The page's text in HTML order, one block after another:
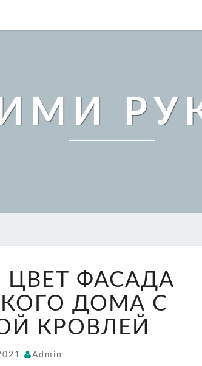
ЦВЕТ
ФАСАДА
ДЕРЕВЕНСКОГО
ДОМА
БОРДОВОЙ
ЦВЕТ ФАСАДА
ДОМА С
КРОВЛЕЙ
Admin